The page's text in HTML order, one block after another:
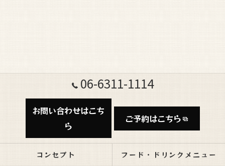
06-6311-1114
お問い合わせはこち
ら
ご予約はこちら
コンセプト フード・ドリンクメニュー